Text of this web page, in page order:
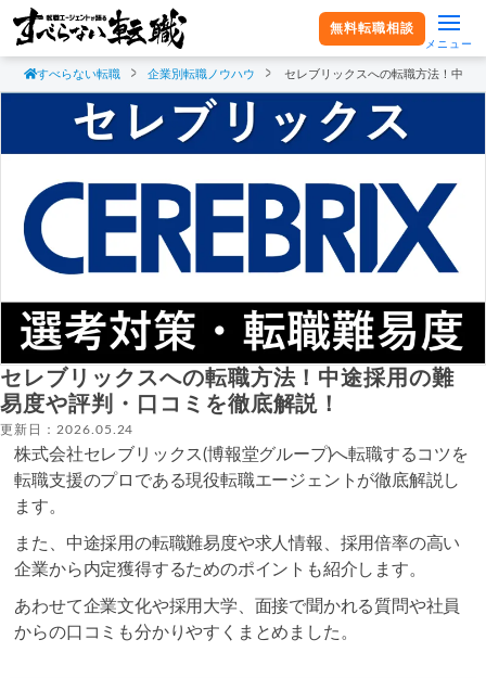
無料転職相談
メニュー
すべらない転職 企業別転職ノウハウ セレブリックスへの転職方法！中途
セレブリックスへの転職方法！中途採用の難
易度や評判・口コミを徹底解説！
更新日：2026.05.24
株式会社セレブリックス(博報堂グループ)へ転職するコツを
転職支援のプロである現役転職エージェントが徹底解説し
ます。
また、中途採用の転職難易度や求人情報、採用倍率の高い
企業から内定獲得するためのポイントも紹介します。
あわせて企業文化や採用大学、面接で聞かれる質問や社員
からの口コミも分かりやすくまとめました。